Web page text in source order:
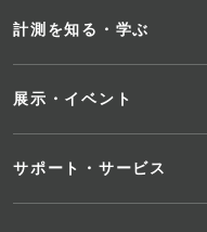
メ
ュ
ー
計測を知る・学ぶ
展示・イベント
サポート・サービス